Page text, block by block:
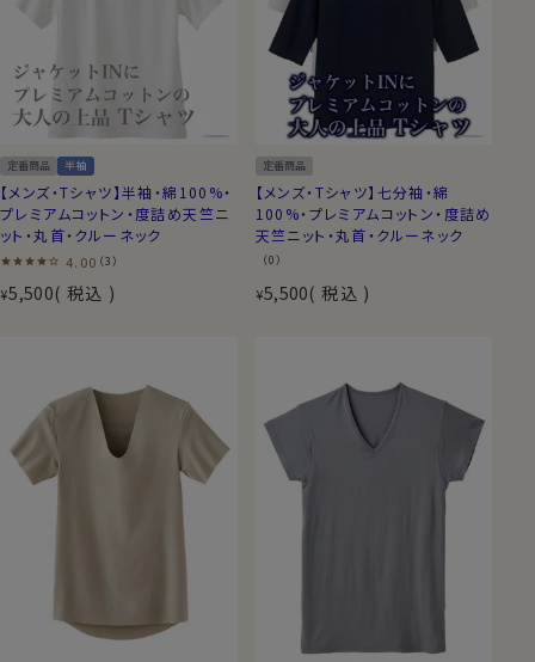
定番商品 半袖
【メンズ・Tシャツ】半袖・綿100%・
プレミアムコットン・度詰め天竺ニ
ット・丸首・クルーネック
4.00 （3）
¥5,500 税込
定番商品
【メンズ・Tシャツ】七分袖・綿
100%・プレミアムコットン・度詰め
天竺ニット・丸首・クルーネック
（0）
¥5,500 税込